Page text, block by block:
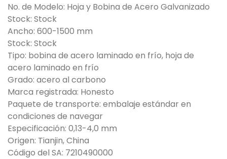
No. de Modelo: Hoja y Bobina de Acero Galvanizado
Stock: Stock
Ancho: 600-1500 mm
Stock: Stock
Tipo: bobina de acero laminado en frío, hoja de
acero laminado en frío
Grado: acero al carbono
Marca registrada: Honesto
Paquete de transporte: embalaje estándar en
condiciones de navegar
Especificación: 0,13-4,0 mm
Origen: Tianjin, China
Código del SA: 7210490000